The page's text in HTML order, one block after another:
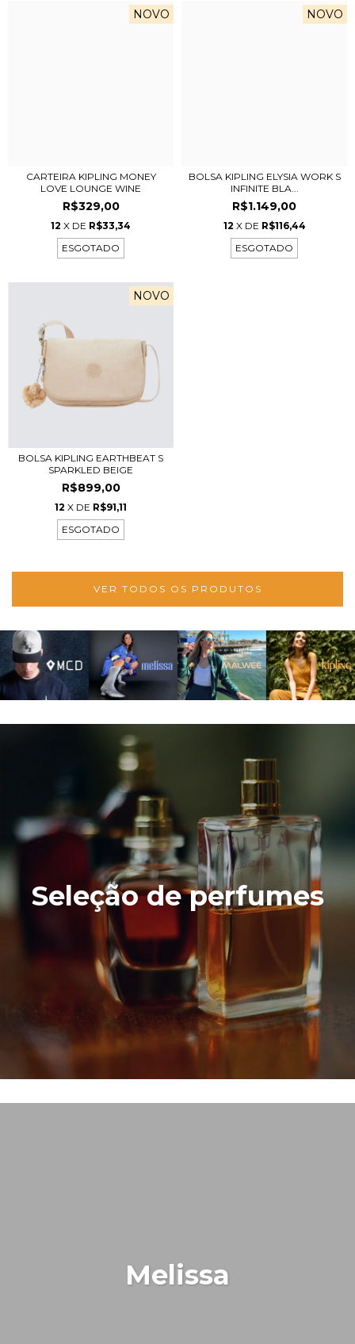
NOVO
CARTEIRA KIPLING MONEY
LOVE LOUNGE WINE
R$329,00
12 X DE R$33,34
ESGOTADO
NOVO
BOLSA KIPLING ELYSIA WORK S
INFINITE BLA...
R$1.149,00
12 X DE R$116,44
ESGOTADO
NOVO
BOLSA KIPLING EARTHBEAT S
SPARKLED BEIGE
R$899,00
12 X DE R$91,11
ESGOTADO
VER TODOS OS PRODUTOS
Seleção de perfumes
Melissa